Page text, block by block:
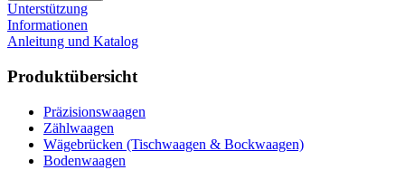
Unterstützung
Informationen
Anleitung und Katalog
Produktübersicht
Präzisionswaagen
Zählwaagen
Wägebrücken (Tischwaagen & Bockwaagen)
Bodenwaagen